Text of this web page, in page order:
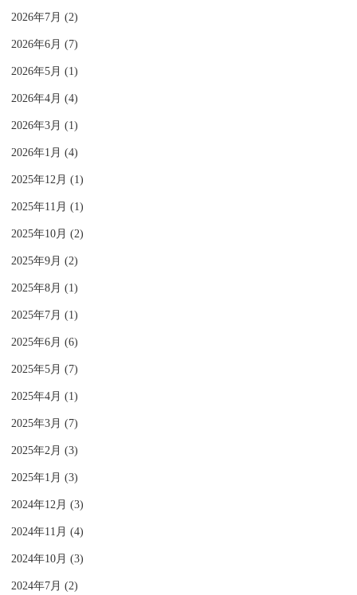
2026年7月 (2)
2026年6月 (7)
2026年5月 (1)
2026年4月 (4)
2026年3月 (1)
2026年1月 (4)
2025年12月 (1)
2025年11月 (1)
2025年10月 (2)
2025年9月 (2)
2025年8月 (1)
2025年7月 (1)
2025年6月 (6)
2025年5月 (7)
2025年4月 (1)
2025年3月 (7)
2025年2月 (3)
2025年1月 (3)
2024年12月 (3)
2024年11月 (4)
2024年10月 (3)
2024年7月 (2)